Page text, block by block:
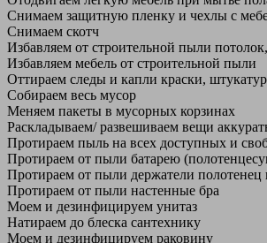
Снимаем защитную пленку и чехлы с
Снимаем скотч
Избавляем от строительной пыли
Избавляем мебель от строительной пыли
Оттираем следы и капли краски,
Собираем весь мусор
Меняем пакеты в мусорных корзинах
Раскладываем/ развешиваем вещи
Протираем пыль на всех доступных и
Протираем от пыли батарею
Протираем от пыли держатели полотенец
Протираем от пыли настенные бра
Моем и дезинфицируем унитаз
Натираем до блеска сантехнику
Моем и дезинфицируем раковину